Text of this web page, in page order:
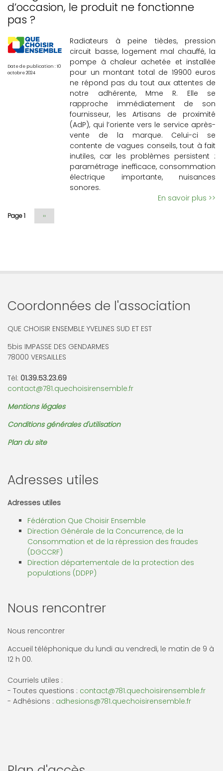
d’occasion, le produit ne fonctionne
pas ?
Date de publication : 10
octobre 2024
Radiateurs à peine tièdes, pression
circuit basse, logement mal chauffé, la
pompe à chaleur achetée et installée
pour un montant total de 19900 euros
ne répond pas du tout aux attentes de
notre adhérente, Mme R. Elle se
rapproche immédiatement de son
fournisseur, les Artisans de proximité
(AdP), qui l’oriente vers le service après-
vente de la marque. Celui-ci se
contente de vagues conseils, tout à fait
inutiles, car les problèmes persistent :
paramétrage inefficace, consommation
électrique importante, nuisances
sonores.
En savoir plus >>
Page 1 Page
suivante
››
Coordonnées de l'association
QUE CHOISIR ENSEMBLE YVELINES SUD ET EST
5bis IMPASSE DES GENDARMES
78000 VERSAILLES
Tél: 01.39.53.23.69
contact@781.quechoisirensemble.fr
Mentions légales
Conditions générales d'utilisation
Plan du site
Adresses utiles
Adresses utiles
Fédération Que Choisir Ensemble
Direction Générale de la Concurrence, de la
Consommation et de la répression des fraudes
(DGCCRF)
Direction départementale de la protection des
populations (DDPP)
Nous rencontrer
Nous rencontrer
Accueil téléphonique du lundi au vendredi, le matin de 9 à
12 h 00.
Courriels utiles :
- Toutes questions : contact@781.quechoisirensemble.fr
- Adhésions : adhesions@781.quechoisirensemble.fr